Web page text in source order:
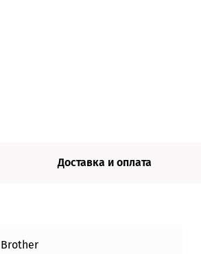
Доставка и оплата
Brother